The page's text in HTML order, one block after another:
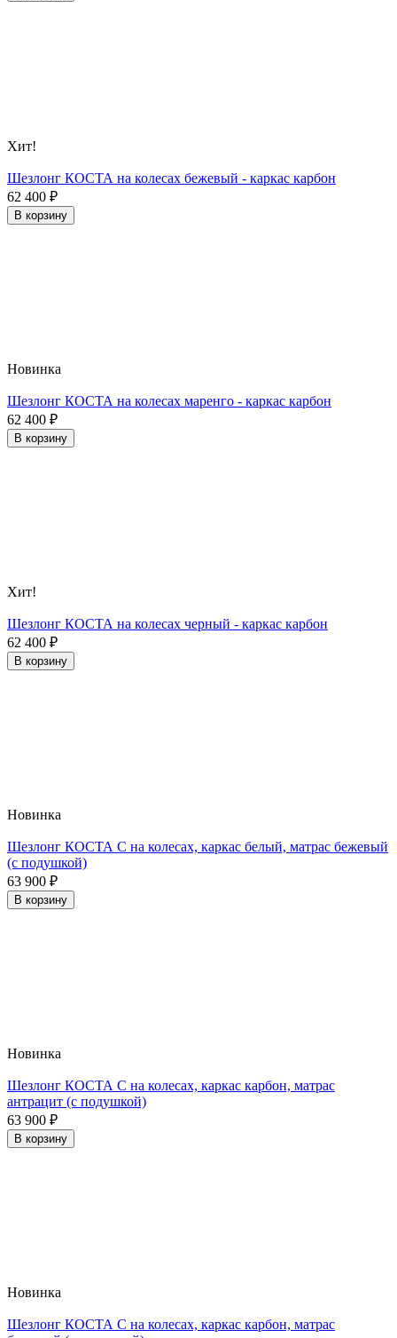
Хит!
Шезлонг КОСТА на колесах бежевый - каркас карбон
62 400 ₽
В корзину
Новинка
Шезлонг КОСТА на колесах маренго - каркас карбон
62 400 ₽
В корзину
Хит!
Шезлонг КОСТА на колесах черный - каркас карбон
62 400 ₽
В корзину
Новинка
Шезлонг КОСТА С на колесах, каркас белый, матрас бежевый
(с подушкой)
63 900 ₽
В корзину
Новинка
Шезлонг КОСТА С на колесах, каркас карбон, матрас
антрацит (с подушкой)
63 900 ₽
В корзину
Новинка
Шезлонг КОСТА С на колесах, каркас карбон, матрас